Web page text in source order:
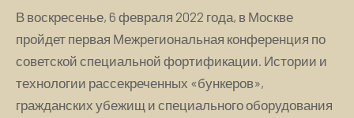
В воскресенье, 6 февраля 2022 года, в Москве
пройдет первая Межрегиональная конференция по
советской специальной фортификации. Истории и
технологии рассекреченных «бункеров»,
гражданских убежищ и специального оборудования